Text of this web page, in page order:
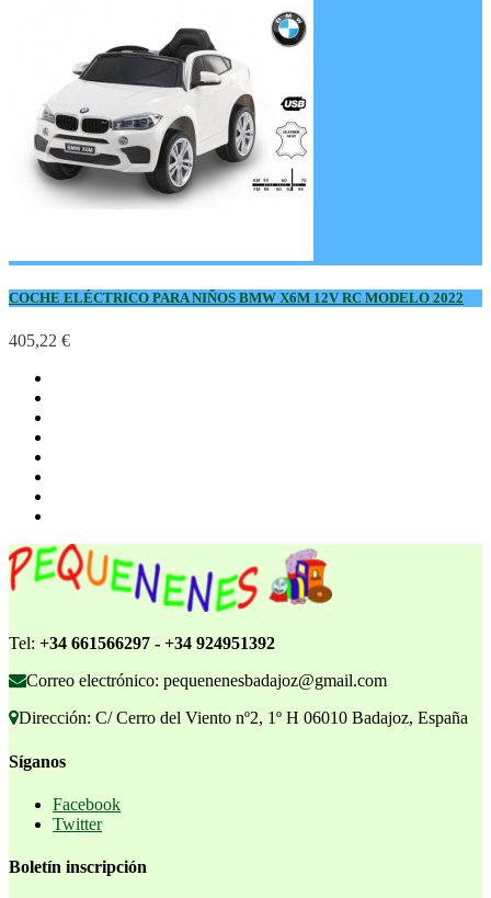
COCHE ELÉCTRICO PARA NIÑOS BMW X6M 12V RC MODELO 2022
405,22 €
Tel: +34 661566297 - +34 924951392
Correo electrónico: pequenenesbadajoz@gmail.com
Dirección: C/ Cerro del Viento nº2, 1º H 06010 Badajoz, España
Síganos
Facebook
Twitter
Boletín inscripción